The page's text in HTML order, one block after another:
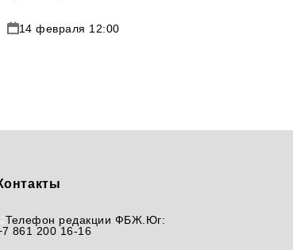
14 февраля 12:00
Телефон редакции ФБЖ.Юг:
861 200 16-16